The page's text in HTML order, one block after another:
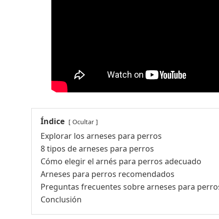
Índice Ocultar
Explorar los arneses para perros
8 tipos de arneses para perros
Cómo elegir el arnés para perros adecuado
Arneses para perros recomendados
Preguntas frecuentes sobre arneses para
Conclusión